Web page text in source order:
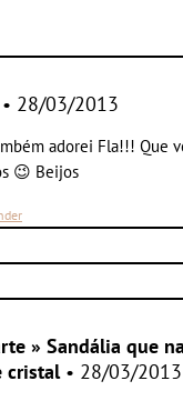
• 28/03/2013
adorei Fla!!! Que
😉 Beijos
» Sandália que
cristal• 28/03/2013